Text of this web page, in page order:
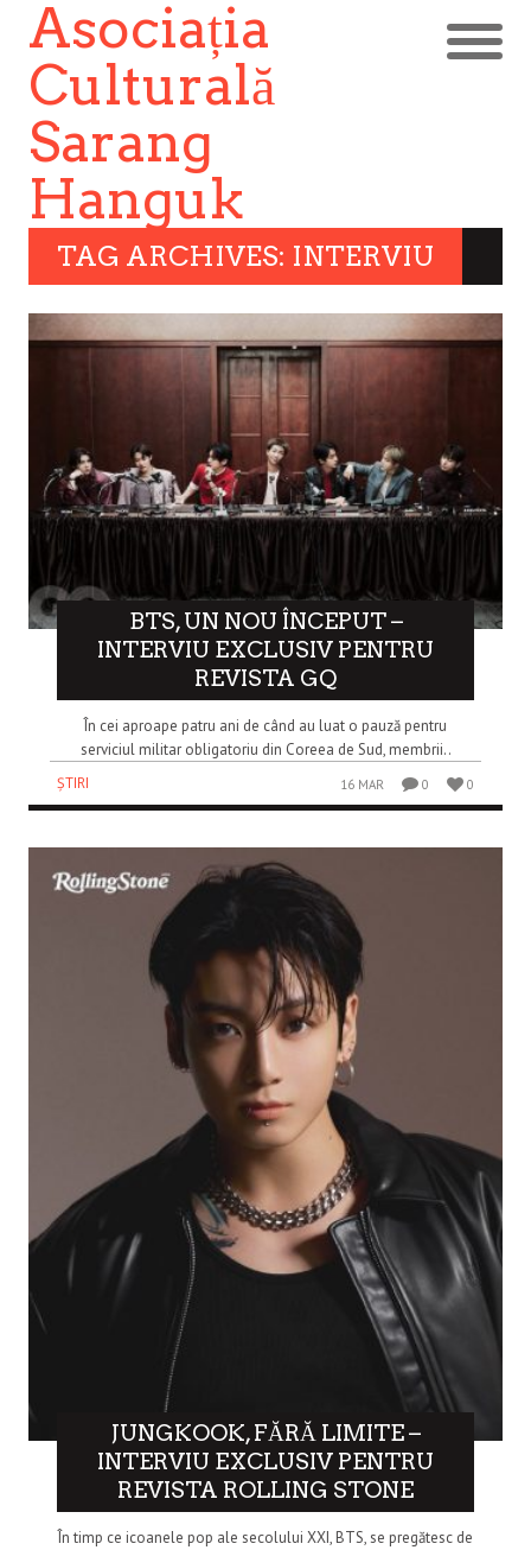
Asociația
Culturală
Sarang
Hanguk
TAG ARCHIVES: INTERVIU
BTS, UN NOU ÎNCEPUT –
INTERVIU EXCLUSIV PENTRU
REVISTA GQ
În cei aproape patru ani de când au luat o pauză pentru
serviciul militar obligatoriu din Coreea de Sud, membrii..
ȘTIRI
16 MAR 0 0
JUNGKOOK, FĂRĂ LIMITE –
INTERVIU EXCLUSIV PENTRU
REVISTA ROLLING STONE
În timp ce icoanele pop ale secolului XXI, BTS, se pregătesc de